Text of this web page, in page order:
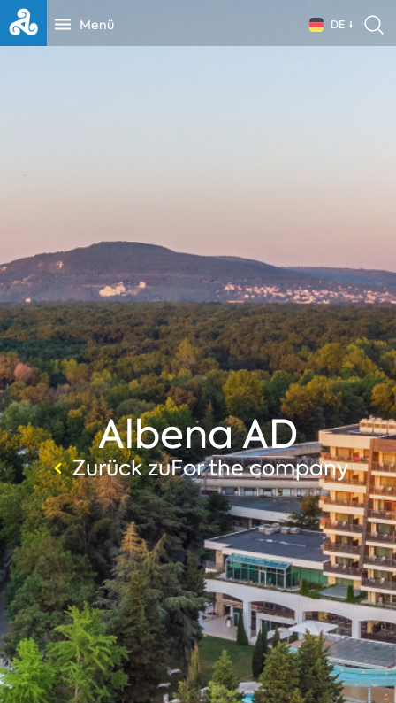
Menü DE
Albena AD
Zurück zuFor the company